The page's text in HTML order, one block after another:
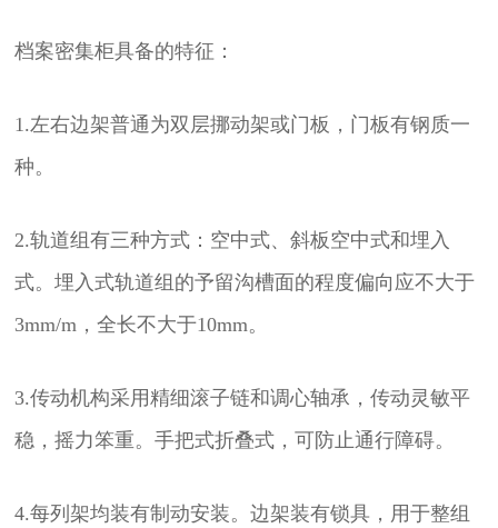
档案密集柜具备的特征：
1.左右边架普通为双层挪动架或门板，门板有钢质一
种。
2.轨道组有三种方式：空中式、斜板空中式和埋入
式。埋入式轨道组的予留沟槽面的程度偏向应不大于
3mm/m，全长不大于10mm。
3.传动机构采用精细滚子链和调心轴承，传动灵敏平
稳，摇力笨重。手把式折叠式，可防止通行障碍。
4.每列架均装有制动安装。边架装有锁具，用于整组